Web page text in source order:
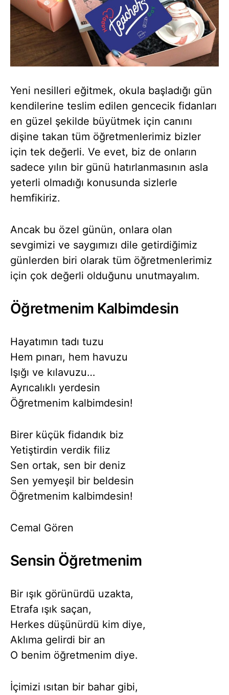
Yeni nesilleri eğitmek, okula başladığı gün
kendilerine teslim edilen gencecik fidanları
en güzel şekilde büyütmek için canını
dişine takan tüm öğretmenlerimiz bizler
için tek değerli. Ve evet, biz de onların
sadece yılın bir günü hatırlanmasının asla
yeterli olmadığı konusunda sizlerle
hemfikiriz.
Ancak bu özel günün, onlara olan
sevgimizi ve saygımızı dile getirdiğimiz
günlerden biri olarak tüm öğretmenlerimiz
için çok değerli olduğunu unutmayalım.
Öğretmenim Kalbimdesin
Hayatımın tadı tuzu
Hem pınarı, hem havuzu
Işığı ve kılavuzu…
Ayrıcalıklı yerdesin
Öğretmenim kalbimdesin!
Birer küçük fidandık biz
Yetiştirdin verdik filiz
Sen ortak, sen bir deniz
Sen yemyeşil bir beldesin
Öğretmenim kalbimdesin!
Cemal Gören
Sensin Öğretmenim
Bir ışık görünürdü uzakta,
Etrafa ışık saçan,
Herkes düşünürdü kim diye,
Aklıma gelirdi bir an
O benim öğretmenim diye.
İçimizi ısıtan bir bahar gibi,